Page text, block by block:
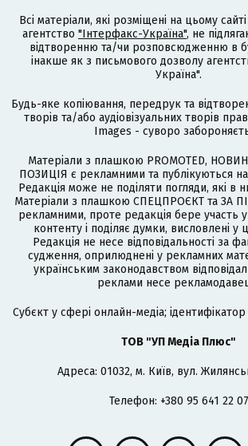
Всі матеріали, які розміщені на цьому
агентство "Інтерфакс-Україна", не
відтворенню та/чи розповсюдженню в
інакше як з письмового дозволу
Україна".
Будь-яке копіювання, передрук та
творів та/або аудіовізуальних творів
Images - суворо
Матеріали з плашкою PROMOTED,
ПОЗИЦІЯ є рекламними та публікуються
Редакція може не поділяти погляди, які в
Матеріали з плашкою СПЕЦПРОЄКТ та ЗА
рекламними, проте редакція бере участь у
контенту і поділяє думки, висловлені у
Редакція не несе відповідальності за
судження, оприлюднені у рекламних
українським законодавством
реклами несе
Cубєкт у сфері онлайн-медіа;
ТОВ "УП Медіа Плюс"
Адреса: 01032, м. Київ, вул.
Телефон: +380 95 641 22 07